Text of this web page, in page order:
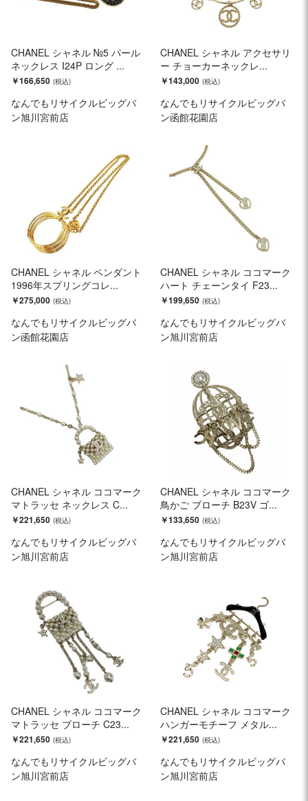
CHANEL シャネル №5 パール
ネックレス I24P ロング ...
￥166,650
なんでもリサイクルビッグバ
ン旭川宮前店
CHANEL シャネル アクセサリ
ー チョーカーネックレ...
￥143,000
なんでもリサイクルビッグバ
ン函館花園店
CHANEL シャネル ペンダント
1996年スプリングコレ...
￥275,000
なんでもリサイクルビッグバ
ン函館花園店
CHANEL シャネル ココマーク
ハート チェーンタイ F23...
￥199,650
なんでもリサイクルビッグバ
ン旭川宮前店
CHANEL シャネル ココマーク
マトラッセ ネックレス C...
￥221,650
なんでもリサイクルビッグバ
ン旭川宮前店
CHANEL シャネル ココマーク
鳥かご ブローチ B23V ゴ...
￥133,650
なんでもリサイクルビッグバ
ン旭川宮前店
CHANEL シャネル ココマーク
マトラッセ ブローチ C23...
￥221,650
なんでもリサイクルビッグバ
ン旭川宮前店
CHANEL シャネル ココマーク
ハンガーモチーフ メタル...
￥221,650
なんでもリサイクルビッグバ
ン旭川宮前店